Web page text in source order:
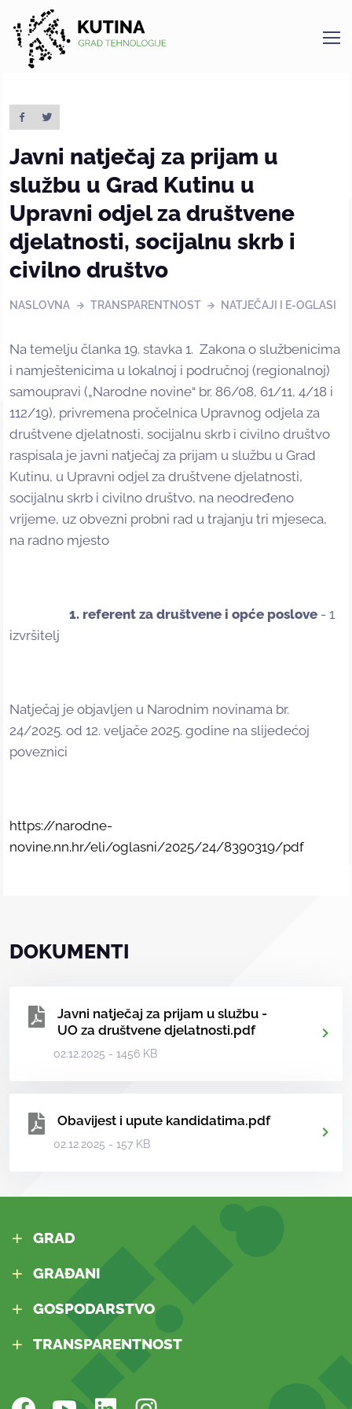
Kutina
Javni natječaj za prijam u
službu u Grad Kutinu u
Upravni odjel za društvene
djelatnosti, socijalnu skrb i
civilno društvo
NASLOVNA TRANSPARENTNOST NATJEČAJI I E-OGLASI
Na temelju članka 19. stavka 1. Zakona o službenicima
i namještenicima u lokalnoj i područnoj (regionalnoj)
samoupravi („Narodne novine“ br. 86/08, 61/11, 4/18 i
112/19), privremena pročelnica Upravnog odjela za
društvene djelatnosti, socijalnu skrb i civilno društvo
raspisala je javni natječaj za prijam u službu u Grad
Kutinu, u Upravni odjel za društvene djelatnosti,
socijalnu skrb i civilno društvo, na neodređeno
vrijeme, uz obvezni probni rad u trajanju tri mjeseca,
na radno mjesto
1. referent za društvene i opće poslove - 1
izvršitelj
Natječaj je objavljen u Narodnim novinama br.
24/2025. od 12. veljače 2025. godine na slijedećoj
poveznici
https://narodne-
novine.nn.hr/eli/oglasni/2025/24/8390319/pdf
DOKUMENTI
Javni natječaj za prijam u službu -
UO za društvene djelatnosti.pdf
02.12.2025 - 1456 KB
Obavijest i upute kandidatima.pdf
02.12.2025 - 157 KB
GRAD
GRAĐANI
GOSPODARSTVO
TRANSPARENTNOST